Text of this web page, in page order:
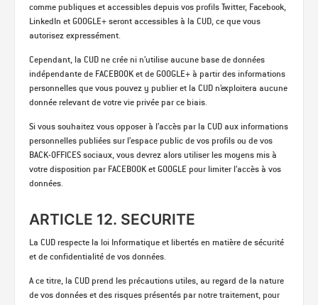
comme publiques et accessibles depuis vos profils Twitter, Facebook,
LinkedIn et GOOGLE+ seront accessibles à la CUD, ce que vous
autorisez expressément.
Cependant, la CUD ne crée ni n’utilise aucune base de données
indépendante de FACEBOOK et de GOOGLE+ à partir des informations
personnelles que vous pouvez y publier et la CUD n’exploitera aucune
donnée relevant de votre vie privée par ce biais.
Si vous souhaitez vous opposer à l’accès par la CUD aux informations
personnelles publiées sur l’espace public de vos profils ou de vos
BACK-OFFICES sociaux, vous devrez alors utiliser les moyens mis à
votre disposition par FACEBOOK et GOOGLE pour limiter l’accès à vos
données.
ARTICLE 12. SECURITE
La CUD respecte la loi Informatique et libertés en matière de sécurité
et de confidentialité de vos données.
A ce titre, la CUD prend les précautions utiles, au regard de la nature
de vos données et des risques présentés par notre traitement, pour